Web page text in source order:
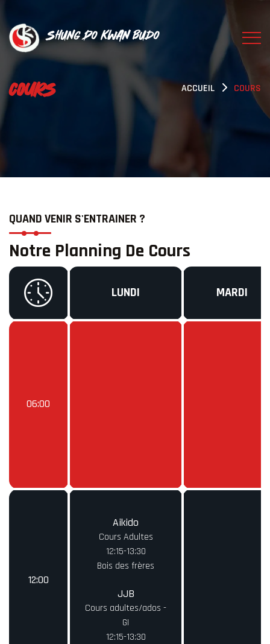
Shung Do Kwan Budo
COURS ACCUEIL COURS
QUAND VENIR S'ENTRAINER ?
Notre Planning De Cours
LUNDI MARDI
06:00
12:00
Aikido
Cours Adultes
12:15-13:30
Bois des frères
JJB
Cours adultes/ados -
GI
12:15-13:30